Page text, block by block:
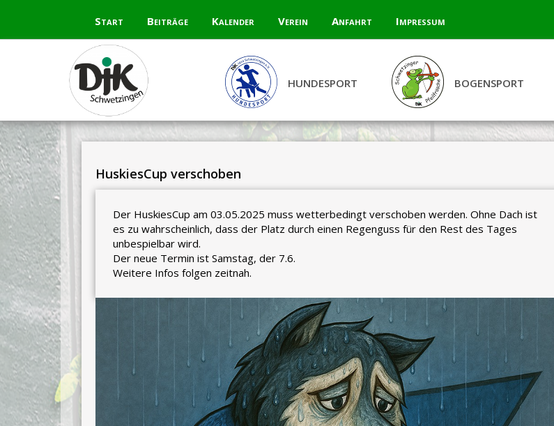
content
Start Beiträge Kalender Verein Anfahrt Impressum
HUNDESPORT BOGENSPORT
HuskiesCup verschoben
Der HuskiesCup am 03.05.2025 muss wetterbedingt verschoben werden. Ohne Dach ist
es zu wahrscheinlich, dass der Platz durch einen Regenguss für den Rest des Tages
unbespielbar wird.
Der neue Termin ist Samstag, der 7.6.
Weitere Infos folgen zeitnah.